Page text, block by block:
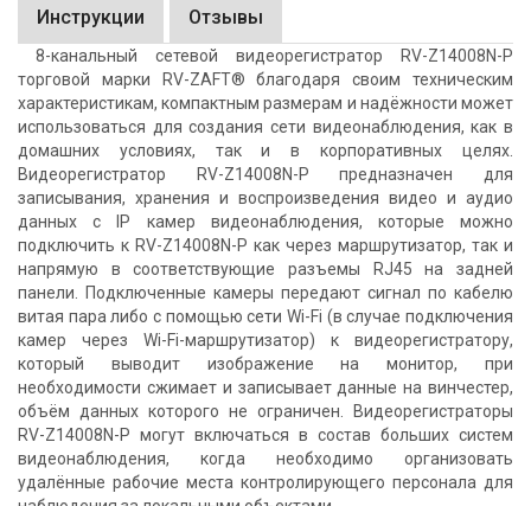
Инструкции Отзывы
8-канальный сетевой видеорегистратор RV-Z14008N-P
торговой марки RV-ZAFT® благодаря своим техническим
характеристикам, компактным размерам и надёжности может
использоваться для создания сети видеонаблюдения, как в
домашних условиях, так и в корпоративных целях.
Видеорегистратор RV-Z14008N-P предназначен для
записывания, хранения и воспроизведения видео и аудио
данных с IP камер видеонаблюдения, которые можно
подключить к RV-Z14008N-P как через маршрутизатор, так и
напрямую в соответствующие разъемы RJ45 на задней
панели. Подключенные камеры передают сигнал по кабелю
витая пара либо с помощью сети Wi-Fi (в случае подключения
камер через Wi-Fi-маршрутизатор) к видеорегистратору,
который выводит изображение на монитор, при
необходимости сжимает и записывает данные на винчестер,
объём данных которого не ограничен. Видеорегистраторы
RV-Z14008N-P могут включаться в состав больших систем
видеонаблюдения, когда необходимо организовать
удалённые рабочие места контролирующего персонала для